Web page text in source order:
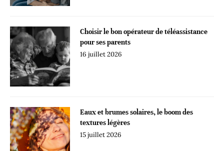
Choisir le bon opérateur de téléassistance
pour ses parents
16 juillet 2026
Eaux et brumes solaires, le boom des
textures légères
15 juillet 2026